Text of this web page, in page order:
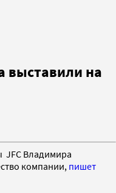
выставили на
JFC Владимира
компании, пишет